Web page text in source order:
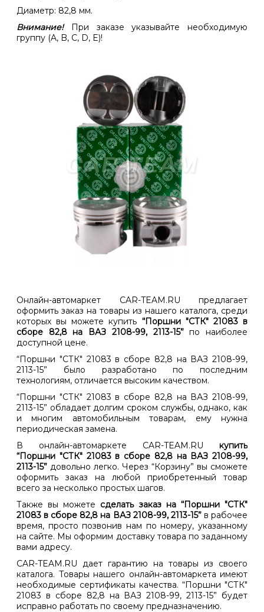
Диаметр: 82,8 мм.
Внимание!При заказе указывайте необходимую
группу (A, B, C, D, E)!
Онлайн-автомаркет CAR-TEAM.RU предлагает
оформить заказ на товары из нашего каталога, среди
которых вы можете купить “Поршни "СТК" 21083 в
сборе 82,8 на ВАЗ 2108-99, 2113-15”по наиболее
доступной цене.
“Поршни "СТК" 21083 в сборе 82,8 на ВАЗ 2108-99,
2113-15” было разработано по последним
технологиям, отличается высоким качеством.
“Поршни "СТК" 21083 в сборе 82,8 на ВАЗ 2108-99,
2113-15” обладает долгим сроком службы, однако, как
и многим автомобильным товарам, ему нужна
периодическая замена.
В онлайн-автомаркете CAR-TEAM.RU купить
“Поршни "СТК" 21083 в сборе 82,8 на ВАЗ 2108-99,
2113-15” довольно легко. Через “Корзину” вы сможете
оформить заказ на любой приобретенный товар
всего за несколько простых шагов.
Также вы можете сделать заказ на “Поршни "СТК"
21083 в сборе 82,8 на ВАЗ 2108-99, 2113-15”в рабочее
время, просто позвонив нам по номеру, указанному
на сайте. Мы оформим доставку товара по заданному
вами адресу.
CAR-TEAM.RU дает гарантию на товары из своего
каталога. Товары нашего онлайн-автомаркета имеют
необходимые сертификаты качества. “Поршни "СТК"
21083 в сборе 82,8 на ВАЗ 2108-99, 2113-15” будет
исправно работать по своему предназначению.